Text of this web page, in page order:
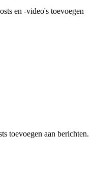
en -video's toevoegen
toevoegen aan berichten.